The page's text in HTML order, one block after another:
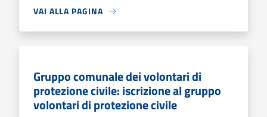
VAI ALLA PAGINA
Gruppo comunale dei volontari di
protezione civile: iscrizione al gruppo
volontari di protezione civile